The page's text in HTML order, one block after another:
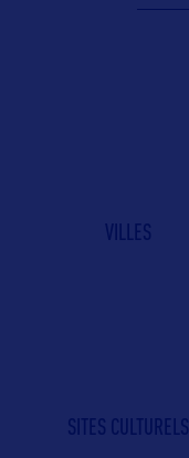
VILLES
SITES CULTURELS